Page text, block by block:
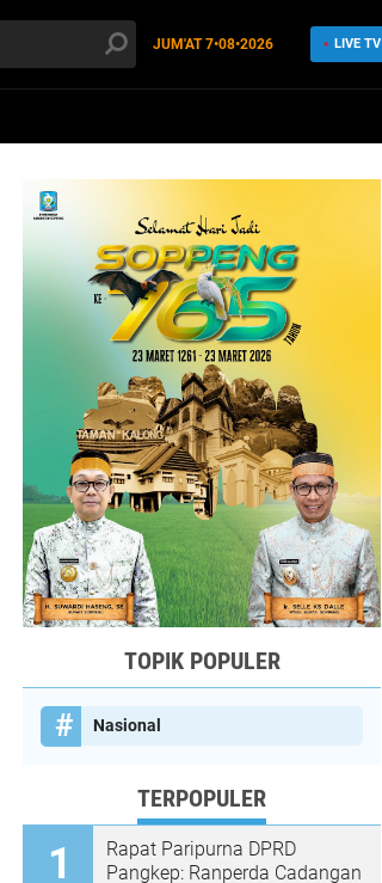
JUM'AT7•08•2026 LIVE TV
TOPIK POPULER
Nasional
TERPOPULER
Rapat Paripurna DPRD
Pangkep: Ranperda Cadangan